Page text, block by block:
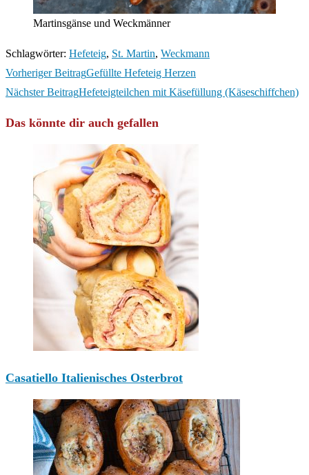
Martinsgänse und Weckmänner
Schlagwörter: Hefeteig, St. Martin, Weckmann
Weitere
Artikel
Vorheriger BeitragGefüllte Hefeteig Herzen
Nächster BeitragHefeteigteilchen mit Käsefüllung (Käseschiffchen)
Das könnte dir auch gefallen
Casatiello Italienisches Osterbrot